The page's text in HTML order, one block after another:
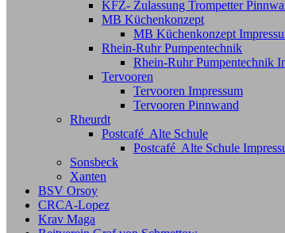
KFZ- Zulassung Trompetter
MB Küchenkonzept
MB Küchenkonzept
Rhein-Ruhr Pumpentechnik
Rhein-Ruhr Pumpentechnik
Tervooren
Tervooren Impressum
Tervooren Pinnwand
Rheurdt
Postcafé Alte Schule
Postcafé Alte Schule
Sonsbeck
Xanten
BSV Orsoy
CRCA-Lopez
Krav Maga